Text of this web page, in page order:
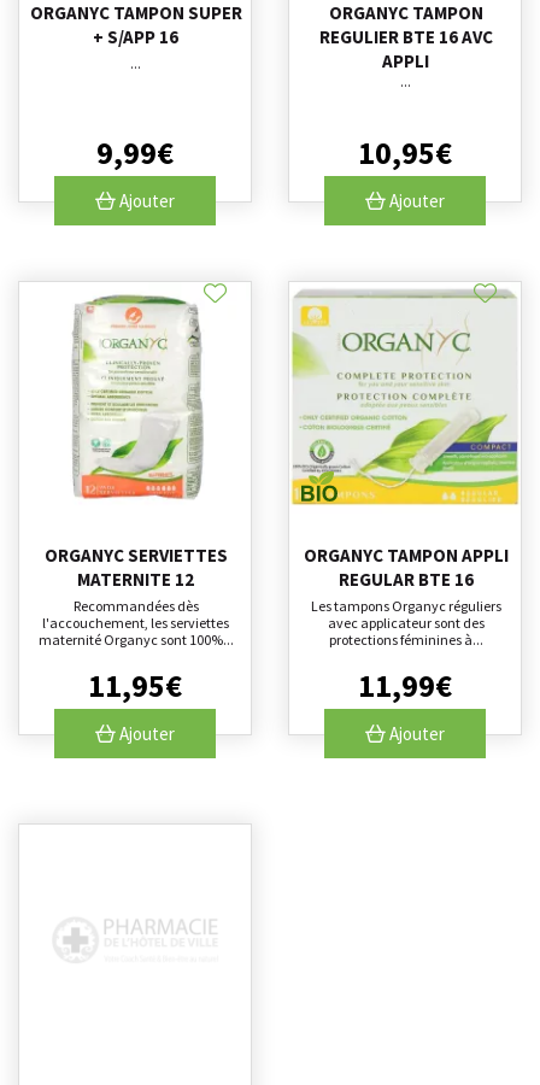
ORGANYC TAMPON SUPER
+ S/APP 16
...
9,99€
Ajouter
ORGANYC TAMPON
REGULIER BTE 16 AVC
APPLI
...
10,95€
Ajouter
ORGANYC SERVIETTES
MATERNITE 12
Recommandées dès
l'accouchement, les serviettes
maternité Organyc sont 100%...
11,95€
Ajouter
ORGANYC TAMPON APPLI
REGULAR BTE 16
Les tampons Organyc réguliers
avec applicateur sont des
protections féminines à...
11,99€
Ajouter